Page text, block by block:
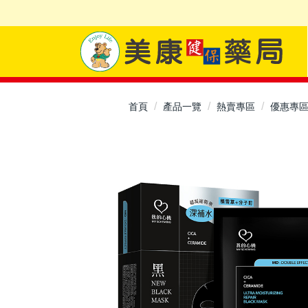
首頁 產品一覽 熱賣專區 優惠專區